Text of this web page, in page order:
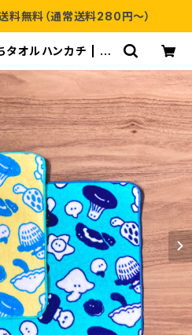
無料（通常送料280円〜）
タオルハンカチ | no